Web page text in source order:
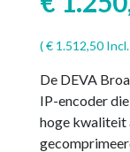
(€1.512,50Incl.
De DEVA
IP-encoder
hoge kwaliteit